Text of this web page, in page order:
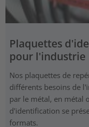
Plaquettes
pour l'industrie
Nos plaquettes de
différents besoins de
par le métal, en métal
d'identification se
formats.